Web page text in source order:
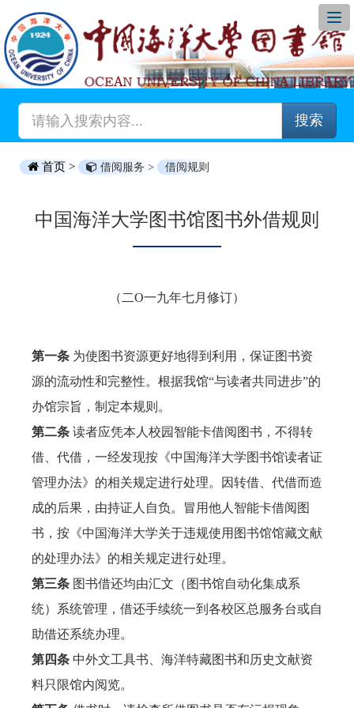
搜索
首页 > 借阅服务 > 借阅规则
中国海洋大学图书馆图书外借规则
（二O一九年七月修订）
第一条 为使图书资源更好地得到利用，保证图书资
源的流动性和完整性。根据我馆“与读者共同进步”的
办馆宗旨，制定本规则。
第二条 读者应凭本人校园智能卡借阅图书，不得转
借、代借，一经发现按《中国海洋大学图书馆读者证
管理办法》的相关规定进行处理。因转借、代借而造
成的后果，由持证人自负。冒用他人智能卡借阅图
书，按《中国海洋大学关于违规使用图书馆馆藏文献
的处理办法》的相关规定进行处理。
第三条 图书借还均由汇文（图书馆自动化集成系
统）系统管理，借还手续统一到各校区总服务台或自
助借还系统办理。
第四条 中外文工具书、海洋特藏图书和历史文献资
料只限馆内阅览。